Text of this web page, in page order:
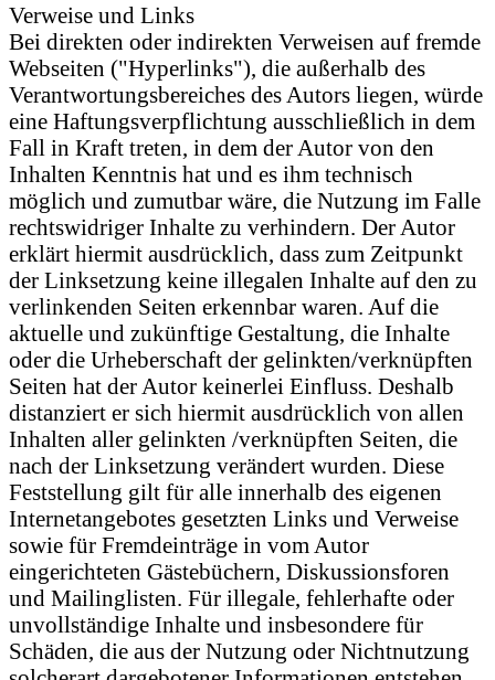
Verweise und Links
Bei direkten oder indirekten Verweisen auf fremde
Webseiten ("Hyperlinks"), die außerhalb des
Verantwortungsbereiches des Autors liegen, würde
eine Haftungsverpflichtung ausschließlich in dem
Fall in Kraft treten, in dem der Autor von den
Inhalten Kenntnis hat und es ihm technisch
möglich und zumutbar wäre, die Nutzung im Falle
rechtswidriger Inhalte zu verhindern. Der Autor
erklärt hiermit ausdrücklich, dass zum Zeitpunkt
der Linksetzung keine illegalen Inhalte auf den zu
verlinkenden Seiten erkennbar waren. Auf die
aktuelle und zukünftige Gestaltung, die Inhalte
oder die Urheberschaft der gelinkten/verknüpften
Seiten hat der Autor keinerlei Einfluss. Deshalb
distanziert er sich hiermit ausdrücklich von allen
Inhalten aller gelinkten /verknüpften Seiten, die
nach der Linksetzung verändert wurden. Diese
Feststellung gilt für alle innerhalb des eigenen
Internetangebotes gesetzten Links und Verweise
sowie für Fremdeinträge in vom Autor
eingerichteten Gästebüchern, Diskussionsforen
und Mailinglisten. Für illegale, fehlerhafte oder
unvollständige Inhalte und insbesondere für
Schäden, die aus der Nutzung oder Nichtnutzung